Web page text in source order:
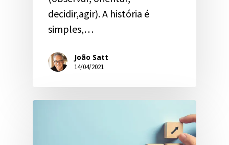
decidir,agir). A história é
simples,…
João Satt
14/04/2021